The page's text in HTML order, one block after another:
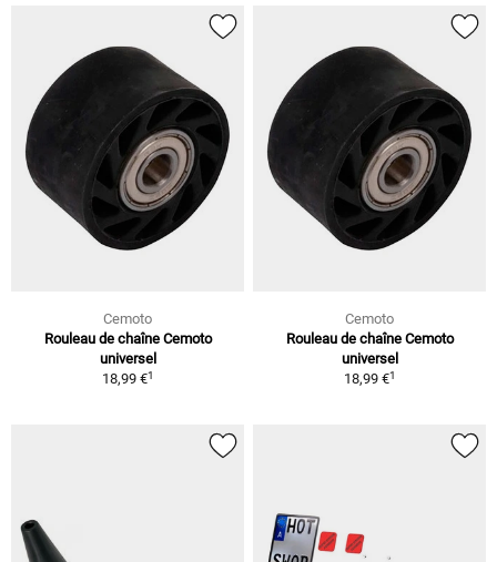
Cemoto
Rouleau de chaîne Cemoto
universel
18,99 €1
Cemoto
Rouleau de chaîne Cemoto
universel
18,99 €1